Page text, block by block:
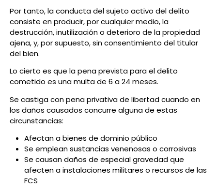
Por tanto, la conducta del sujeto activo del delito
consiste en producir, por cualquier medio, la
destrucción, inutilización o deterioro de la propiedad
ajena, y, por supuesto, sin consentimiento del titular
del bien.
Lo cierto es que la pena prevista para el delito
cometido es una multa de 6 a 24 meses.
Se castiga con pena privativa de libertad cuando en
los daños causados concurre alguna de estas
circunstancias:
Afectan a bienes de dominio público
Se emplean sustancias venenosas o corrosivas
Se causan daños de especial gravedad que
afecten a instalaciones militares o recursos de las
FCS